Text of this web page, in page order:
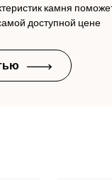
камня
доступной цене